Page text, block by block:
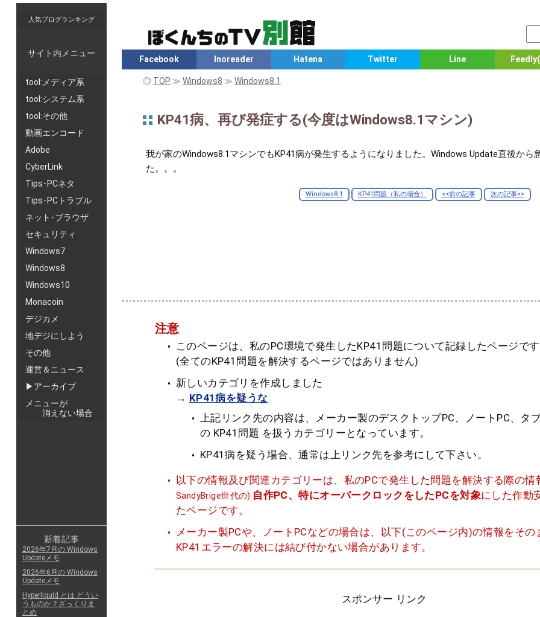
人気ブログランキング
サイト内メニュー
tool:メディア系
tool:システム系
tool:その他
動画エンコード
Adobe
CyberLink
Tips･PCネタ
Tips･PCトラブル
ネット･ブラウザ
セキュリティ
Windows7
Windows8
Windows10
Monacoin
デジカメ
地デジにしよう
その他
運営＆ニュース
▶アーカイブ
メニューが
消えない場合
Facebook Inoreader Hatena Twitter Line
◎ TOP ≫ Windows8 ≫ Windows8.1
KP41病、再び発症する(今度はWindows8.1マシン)
我が家のWindows8.1マシンでもKP41病が発生するようになりました。Windows Update直後から
た。。。
Windows8.1 KP41問題（私の場合） <<前の記事 次の記事>>
注意
このページは、私のPC環境で発生したKP41問題について記録したページです
(全てのKP41問題を解決するページではありません)
新しいカテゴリを作成しました
→ KP41病を疑うな
上記リンク先の内容は、メーカー製のデスクトップPC、ノートPC、タ
の KP41問題 を扱うカテゴリーとなっています。
KP41病を疑う場合、通常は上リンク先を参考にして下さい。
以下の情報及び関連カテゴリーは、私のPCで発生した問題を解決する際の情
SandyBrige世代の) 自作PC、特にオーバークロックをしたPCを対象にした作動
たページです。
メーカー製PCや、ノートPCなどの場合は、以下(このページ内)の情報をその
KP41エラーの解決には結び付かない場合があります。
スポンサー リンク
新着記事
2026年7月の Windows
Updateメモ
2026年6月の Windows
Updateメモ
Hyperliquid とは どうい
うものか？ざっくりま
とめ